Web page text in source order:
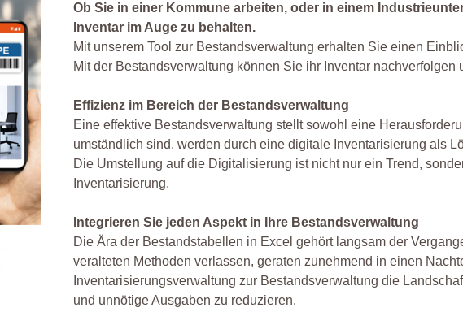
Ob Sie in einer Kommune arbeiten, oder in einem
Inventar im Auge zu behalten.
Mit unserem Tool zur Bestandsverwaltung erhalten Sie einen
Mit der Bestandsverwaltung können Sie ihr Inventar
Effizienz im Bereich der Bestandsverwaltung
Eine effektive Bestandsverwaltung stellt sowohl eine
umständlich sind, werden durch eine digitale Inventarisierung als
Die Umstellung auf die Digitalisierung ist nicht nur ein Trend,
Inventarisierung.
Integrieren Sie jeden Aspekt in Ihre Bestandsverwaltung
Die Ära der Bestandstabellen in Excel gehört langsam der
veralteten Methoden verlassen, geraten zunehmend in einen
Inventarisierungsverwaltung zur Bestandsverwaltung die
und unnötige Ausgaben zu reduzieren.